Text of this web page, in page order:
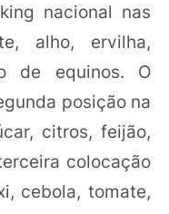
nacional nas
alho, ervilha,
de equinos. O
posição na
citros, feijão,
colocação
cebola, tomate,